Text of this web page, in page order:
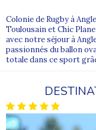
Colonie de Rugby à
Toulousain et Chic
avec notre séjour à
passionnés du ballon
totale dans ce sport